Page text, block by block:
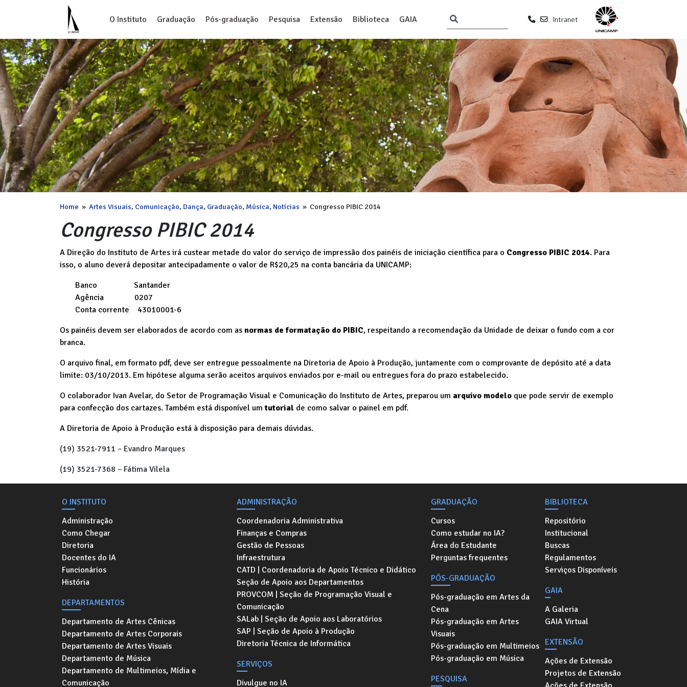
O Instituto Graduação Pós-graduação Pesquisa Extensão Biblioteca GAIA Intranet
Home » Artes Visuais, Comunicação, Dança, Graduação, Música, Notícias » Congresso PIBIC 2014
Congresso PIBIC 2014
A Direção do Instituto de Artes irá custear metade do valor do serviço de impressão dos painéis de iniciação científica para o Congresso PIBIC 2014. Para
isso, o aluno deverá depositar antecipadamente o valor de R$20,25 na conta bancária da UNICAMP:
Banco Santander
Agência 0207
Conta corrente 43010001-6
Os painéis devem ser elaborados de acordo com as normas de formatação do PIBIC, respeitando a recomendação da Unidade de deixar o fundo com a cor
branca.
O arquivo final, em formato pdf, deve ser entregue pessoalmente na Diretoria de Apoio à Produção, juntamente com o comprovante de depósito até a data
limite: 03/10/2013. Em hipótese alguma serão aceitos arquivos enviados por e-mail ou entregues fora do prazo estabelecido.
O colaborador Ivan Avelar, do Setor de Programação Visual e Comunicação do Instituto de Artes, preparou um arquivo modelo que pode servir de exemplo
para confecção dos cartazes. Também está disponível umtutorial de como salvar o painel em pdf.
A Diretoria de Apoio à Produção está à disposição para demais dúvidas.
(19) 3521-7911 – Evandro Marques
(19) 3521-7368 – Fátima Vilela
O INSTITUTO
Administração
Como Chegar
Diretoria
Docentes do IA
Funcionários
História
DEPARTAMENTOS
Departamento de Artes Cênicas
Departamento de Artes Corporais
Departamento de Artes Visuais
Departamento de Música
Departamento de Multimeios, Mídia e
Comunicação
ADMINISTRAÇÃO
Coordenadoria Administrativa
Finanças e Compras
Gestão de Pessoas
Infraestrutura
CATD | Coordenadoria de Apoio Técnico e Didático
Seção de Apoio aos Departamentos
PROVCOM | Seção de Programação Visual e
Comunicação
SALab | Seção de Apoio aos Laboratórios
SAP | Seção de Apoio à Produção
Diretoria Técnica de Informática
SERVIÇOS
Divulgue no IA
GRADUAÇÃO
Cursos
Como estudar no IA?
Área do Estudante
Perguntas frequentes
PÓS-GRADUAÇÃO
Pós-graduação em Artes da
Cena
Pós-graduação em Artes
Visuais
Pós-graduação em Multimeios
Pós-graduação em Música
PESQUISA
BIBLIOTECA
Repositório
Institucional
Buscas
Regulamentos
Serviços Disponíveis
GAIA
A Galeria
GAIA Virtual
EXTENSÃO
Ações de Extensão
Projetos de Extensão